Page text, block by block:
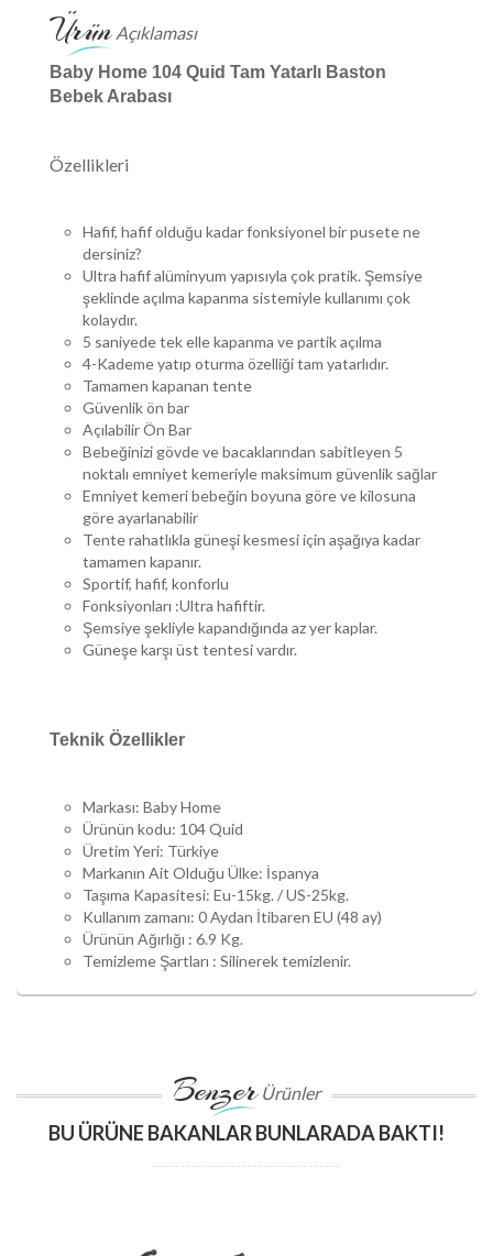
Ürün Açıklaması
Baby Home 104 Quid Tam Yatarlı Baston
Bebek Arabası
Özellikleri
Hafif, hafif olduğu kadar fonksiyonel bir pusete ne
dersiniz?
Ultra hafif alüminyum yapısıyla çok pratik. Şemsiye
şeklinde açılma kapanma sistemiyle kullanımı çok
kolaydır.
5 saniyede tek elle kapanma ve partik açılma
4-Kademe yatıp oturma özelliği tam yatarlıdır.
Tamamen kapanan tente
Güvenlik ön bar
Açılabilir Ön Bar
Bebeğinizi gövde ve bacaklarından sabitleyen 5
noktalı emniyet kemeriyle maksimum güvenlik sağlar
Emniyet kemeri bebeğin boyuna göre ve kilosuna
göre ayarlanabilir
Tente rahatlıkla güneşi kesmesi için aşağıya kadar
tamamen kapanır.
Sportif, hafif, konforlu
Fonksiyonları :Ultra hafiftir.
Şemsiye şekliyle kapandığında az yer kaplar.
Güneşe karşı üst tentesi vardır.
Teknik Özellikler
Markası: Baby Home
Ürünün kodu: 104 Quid
Üretim Yeri: Türkiye
Markanın Ait Olduğu Ülke: İspanya
Taşıma Kapasitesi: Eu-15kg. / US-25kg.
Kullanım zamanı: 0 Aydan İtibaren EU (48 ay)
Ürünün Ağırlığı : 6.9 Kg.
Temizleme Şartları : Silinerek temizlenir.
Benzer Ürünler
BU ÜRÜNE BAKANLAR BUNLARADA BAKTI!